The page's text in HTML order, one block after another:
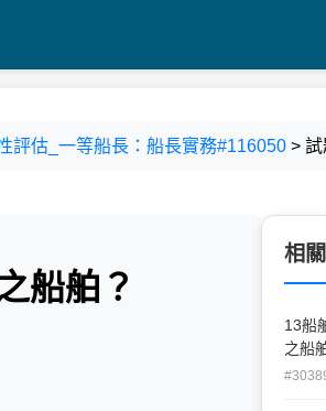
評估_一等船長：船長實務#116050 >
船舶？
相
13船
之船